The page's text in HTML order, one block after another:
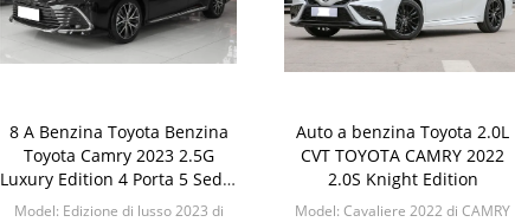
8 A Benzina Toyota Benzina
Toyota Camry 2023 2.5G
Luxury Edition 4 Porta 5 Sedili
Berlina
Model: Edizione di lusso 2023 di
Auto a benzina Toyota 2.0L
CVT TOYOTA CAMRY 2022
2.0S Knight Edition
Model: Cavaliere 2022 di CAMRY